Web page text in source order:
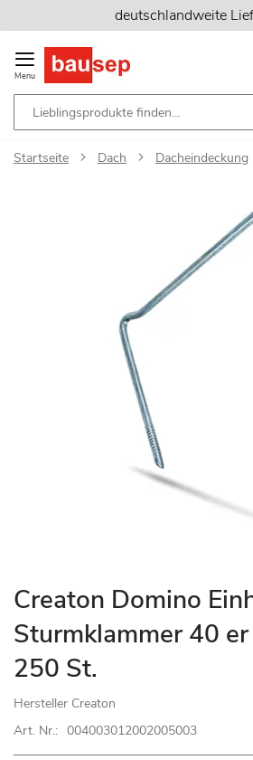
Inhalt
springen
deutschlandweite
Menu
Startseite Dach Dacheindeckung
Zum
Anfang
der
springen
Creaton Domino
Sturmklammer 40
250 St.
Hersteller Creaton
Art. Nr.: 004003012002005003